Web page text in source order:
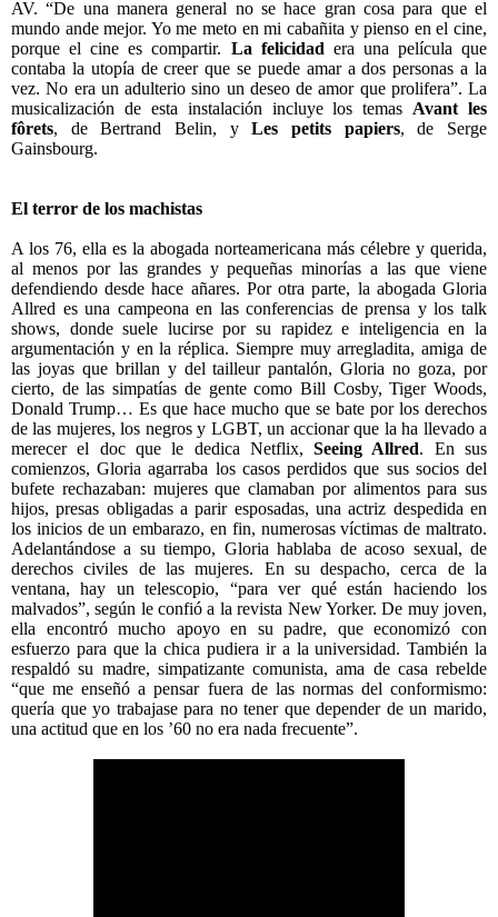
AV. “De una manera general no se hace gran cosa para que el
mundo ande mejor. Yo me meto en mi cabañita y pienso en el cine,
porque el cine es compartir. La felicidad era una película que
contaba la utopía de creer que se puede amar a dos personas a la
vez. No era un adulterio sino un deseo de amor que prolifera”. La
musicalización de esta instalación incluye los temasAvant les
fôrets, de Bertrand Belin, yLes petits papiers, de Serge
Gainsbourg.
El terror de los machistas
A los 76, ella es la abogada norteamericana más célebre y querida,
al menos por las grandes y pequeñas minorías a las que viene
defendiendo desde hace añares. Por otra parte, la abogada Gloria
Allred es una campeona en las conferencias de prensa y los talk
shows, donde suele lucirse por su rapidez e inteligencia en la
argumentación y en la réplica. Siempre muy arregladita, amiga de
las joyas que brillan y del tailleur pantalón, Gloria no goza, por
cierto, de las simpatías de gente como Bill Cosby, Tiger Woods,
Donald Trump… Es que hace mucho que se bate por los derechos
de las mujeres, los negros y LGBT, un accionar que la ha llevado a
merecer el doc que le dedica Netflix,Seeing Allred. En sus
comienzos, Gloria agarraba los casos perdidos que sus socios del
bufete rechazaban: mujeres que clamaban por alimentos para sus
hijos, presas obligadas a parir esposadas, una actriz despedida en
los inicios de un embarazo, en fin, numerosas víctimas de maltrato.
Adelantándose a su tiempo, Gloria hablaba de acoso sexual, de
derechos civiles de las mujeres. En su despacho, cerca de la
ventana, hay un telescopio, “para ver qué están haciendo los
malvados”, según le confió a la revista New Yorker. De muy joven,
ella encontró mucho apoyo en su padre, que economizó con
esfuerzo para que la chica pudiera ir a la universidad. También la
respaldó su madre, simpatizante comunista, ama de casa rebelde
“que me enseñó a pensar fuera de las normas del conformismo:
quería que yo trabajase para no tener que depender de un marido,
una actitud que en los ’60 no era nada frecuente”.